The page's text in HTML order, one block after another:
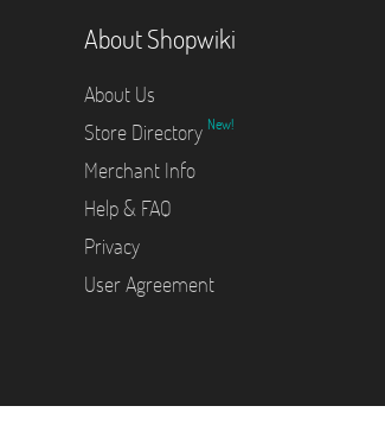
About Shopwiki
About Us
Store Directory New!
Merchant Info
Help & FAQ
Privacy
User Agreement